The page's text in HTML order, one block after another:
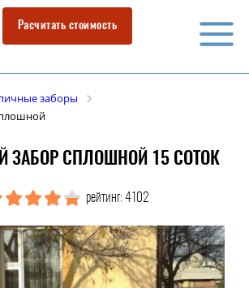
Расчитать стоимость
заборы
ЗАБОР СПЛОШНОЙ 15 СОТОК
рейтинг: 4102